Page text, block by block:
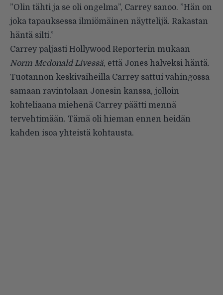
”Olin tähti ja se oli ongelma”, Carrey sanoo. ”Hän on
joka tapauksessa ilmiömäinen näyttelijä. Rakastan
häntä silti.”
Carrey paljasti Hollywood Reporterin mukaan
Norm Mcdonald Livessä, että Jones halveksi häntä.
Tuotannon keskivaiheilla Carrey sattui vahingossa
samaan ravintolaan Jonesin kanssa, jolloin
kohteliaana miehenä Carrey päätti mennä
tervehtimään. Tämä oli hieman ennen heidän
kahden isoa yhteistä kohtausta.